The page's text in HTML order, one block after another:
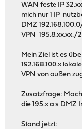
WAN feste IP
mich nur 1 IP
DMZ
VPN 195.8.xx.xx./
Mein Ziel ist es
192.168.100.x
VPN von außen
Zusatzfrage:
die 195.x als DMZ
Stand jetzt: